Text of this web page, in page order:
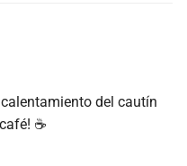
calentamiento del cautín
☕️